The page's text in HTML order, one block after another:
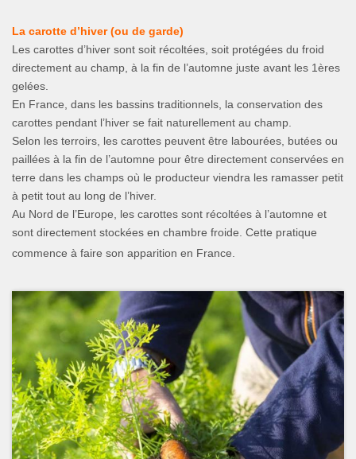
La carotte d’hiver (ou de garde)
Les carottes d’hiver sont soit récoltées, soit protégées du froid
directement au champ, à la fin de l’automne juste avant les 1ères
gelées.
En France, dans les bassins traditionnels, la conservation des
carottes pendant l’hiver se fait naturellement au champ.
Selon les terroirs, les carottes peuvent être labourées, butées ou
paillées à la fin de l’automne pour être directement conservées en
terre dans les champs où le producteur viendra les ramasser petit
à petit tout au long de l’hiver.
Au Nord de l’Europe, les carottes sont récoltées à l’automne et
sont directement stockées en chambre froide. Cette pratique
commence à faire son apparition en France.